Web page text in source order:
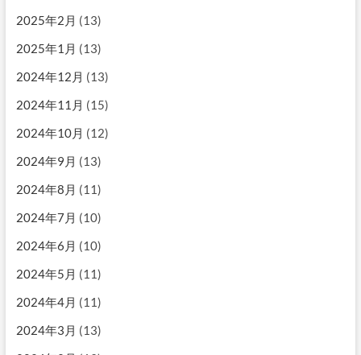
2025年2月 (13)
2025年1月 (13)
2024年12月 (13)
2024年11月 (15)
2024年10月 (12)
2024年9月 (13)
2024年8月 (11)
2024年7月 (10)
2024年6月 (10)
2024年5月 (11)
2024年4月 (11)
2024年3月 (13)